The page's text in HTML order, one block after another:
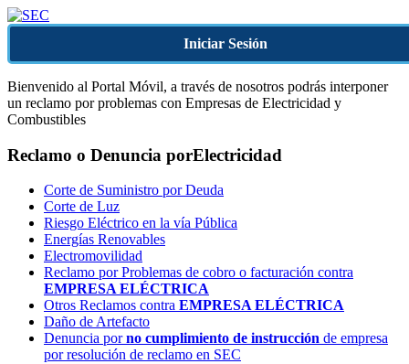
Iniciar Sesión
Bienvenido al Portal Móvil, a través de nosotros podrás interponer
un reclamo por problemas con Empresas de Electricidad y
Combustibles
Reclamo o Denuncia porElectricidad
Corte de Suministro por Deuda
Corte de Luz
Riesgo Eléctrico en la vía Pública
Energías Renovables
Electromovilidad
Reclamo por Problemas de cobro o facturación contra
EMPRESA ELÉCTRICA
Otros Reclamos contra EMPRESA ELÉCTRICA
Daño de Artefacto
Denuncia porno cumplimiento de instrucción de empresa
por resolución de reclamo en SEC